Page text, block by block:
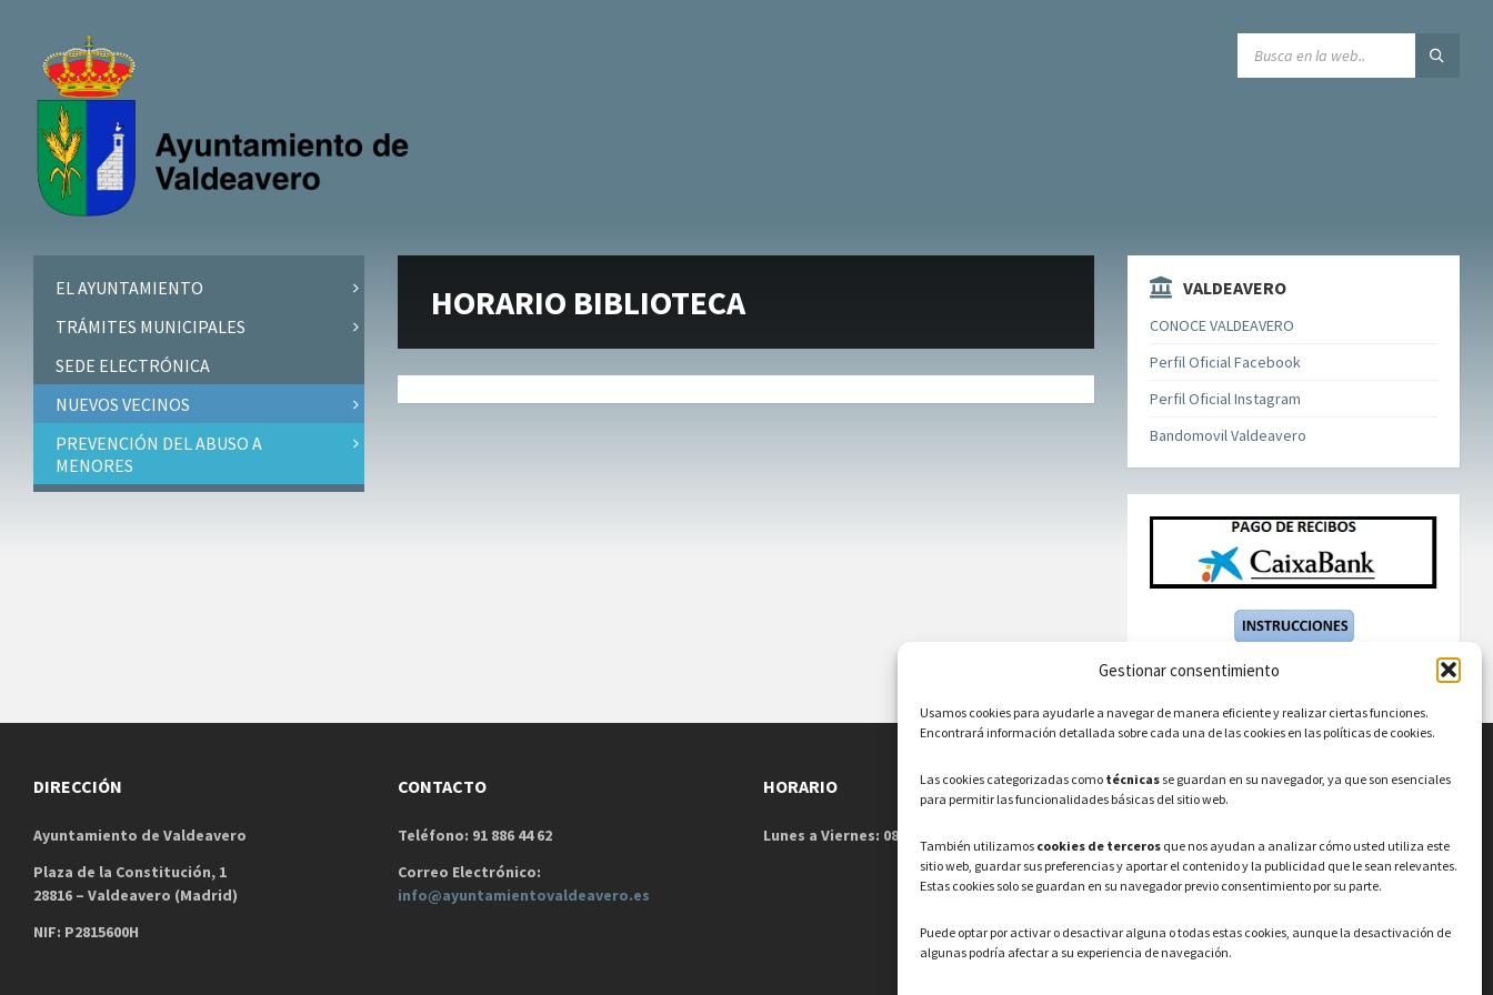
Gestionar consentimiento
Usamos cookies para ayudarle a navegar de manera eficiente y realizar ciertas funciones.
Encontrará información detallada sobre cada una de las cookies en las políticas de cookies.
Las cookies categorizadas como técnicas se guardan en su navegador, ya que son esenciales
para permitir las funcionalidades básicas del sitio web.
También utilizamos cookies de terceros que nos ayudan a analizar cómo usted utiliza este
sitio web, guardar sus preferencias y aportar el contenido y la publicidad que le sean relevantes.
Estas cookies solo se guardan en su navegador previo consentimiento por su parte.
Puede optar por activar o desactivar alguna o todas estas cookies, aunque la desactivación de
algunas podría afectar a su experiencia de navegación.
content
sidebar
sidebar
HORARIO BIBLIOTECA
EL AYUNTAMIENTO
TRÁMITES MUNICIPALES
SEDE ELECTRÓNICA
NUEVOS VECINOS
PREVENCIÓN DEL ABUSO A
MENORES
VALDEAVERO
CONOCE VALDEAVERO
Perfil Oficial Facebook
Perfil Oficial Instagram
Bandomovil Valdeavero
DIRECCIÓN
Ayuntamiento de Valdeavero
Plaza de la Constitución, 1
28816 – Valdeavero (Madrid)
NIF: P2815600H
CONTACTO
Teléfono: 91 886 44 62
Correo Electrónico:
info@ayuntamientovaldeavero.es
HORARIO
Lunes a Viernes: 08:00h – 15:00h
LEGAL
de cookies
Registro de actividades de
Tratamiento
© 2026 Ayuntamiento de Valdeavero